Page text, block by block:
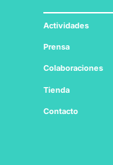
Actividades
Prensa
Colaboraciones
Tienda
Contacto